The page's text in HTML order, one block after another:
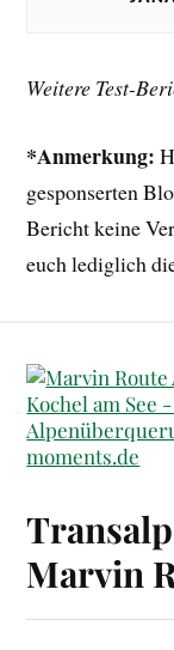
Weitere Test-
*Anmerkung:
gesponserten
Bericht keine
euch lediglich
Marvin